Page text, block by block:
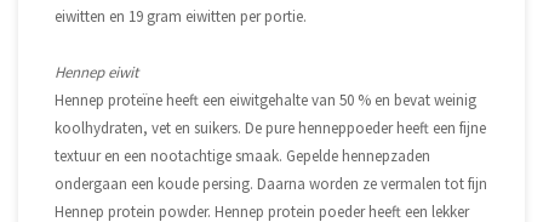
eiwitten en 19 gram eiwitten per portie.
Hennep eiwit
Hennep proteïne heeft een eiwitgehalte van 50 % en bevat weinig
koolhydraten, vet en suikers. De pure henneppoeder heeft een fijne
textuur en een nootachtige smaak. Gepelde hennepzaden
ondergaan een koude persing. Daarna worden ze vermalen tot fijn
Hennep protein powder. Hennep protein poeder heeft een lekker